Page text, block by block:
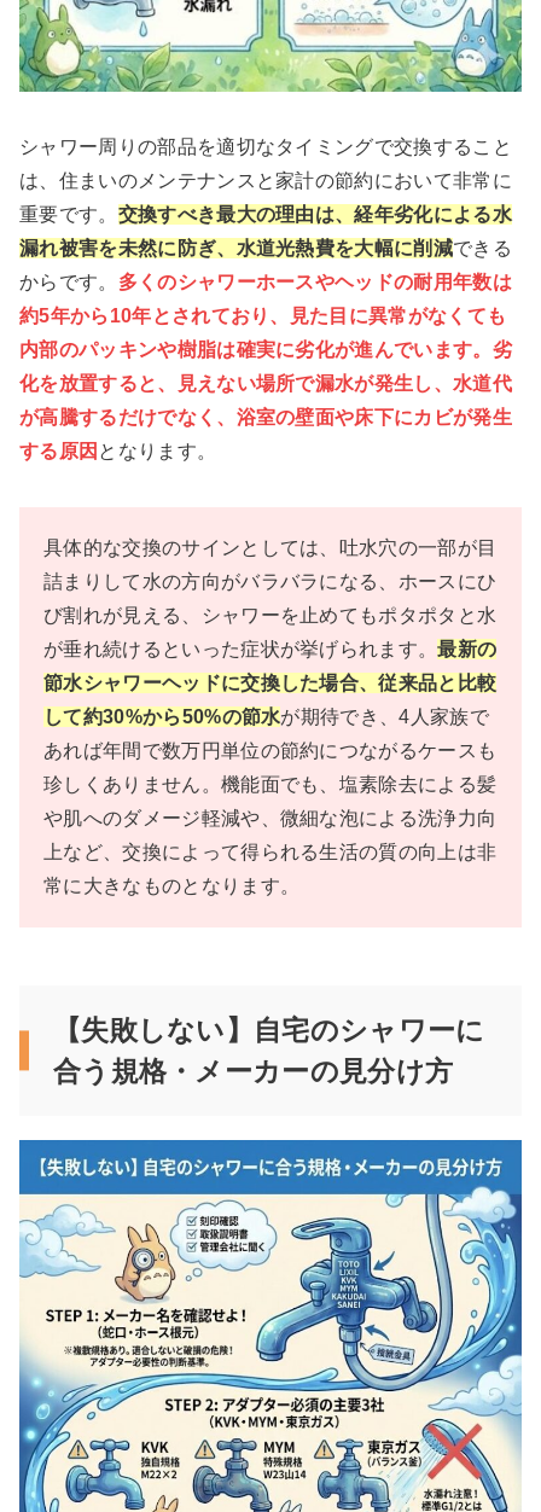
シャワー周りの部品を適切なタイミングで交換すること
は、住まいのメンテナンスと家計の節約において非常に
重要です。 交換すべき最大の理由は、経年劣化による水
漏れ被害を未然に防ぎ、水道光熱費を大幅に削減できる
からです。 多くのシャワーホースやヘッドの耐用年数は
約5年から10年とされており、見た目に異常がなくても
内部のパッキンや樹脂は確実に劣化が進んでいます。劣
化を放置すると、見えない場所で漏水が発生し、水道代
が高騰するだけでなく、浴室の壁面や床下にカビが発生
する原因 となります。
具体的な交換のサインとしては、吐水穴の一部が目
詰まりして水の方向がバラバラになる、ホースにひ
び割れが見える、シャワーを止めてもポタポタと水
が垂れ続けるといった症状が挙げられます。最新の
節水シャワーヘッドに交換した場合、従来品と比較
して約30%から50%の節水が期待でき、4人家族で
あれば年間で数万円単位の節約につながるケースも
珍しくありません。機能面でも、塩素除去による髪
や肌へのダメージ軽減や、微細な泡による洗浄力向
上など、交換によって得られる生活の質の向上は非
常に大きなものとなります。
【失敗しない】自宅のシャワーに
合う規格・メーカーの見分け方